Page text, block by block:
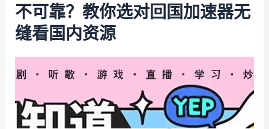
不可靠？教你选对回国加速器无
缝看国内资源